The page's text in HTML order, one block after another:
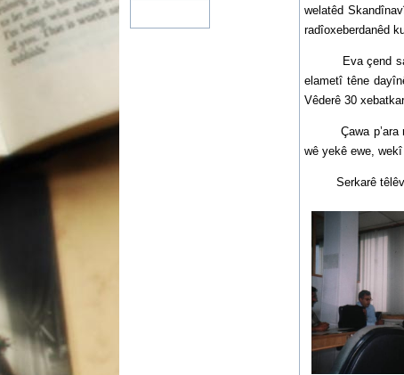
welatêd
radîoxeberdanêd
Eva çend sale,
elametî têne
Vêderê 30
Çawa p’ara
wê yekê ewe,
Serkarê